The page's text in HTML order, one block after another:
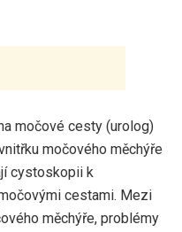
močové cesty (urolog)
močového měchýře
cystoskopii k
cestami. Mezi
měchýře, problémy